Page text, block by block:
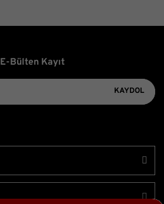
E-Bülten Kayıt
KAYDOL